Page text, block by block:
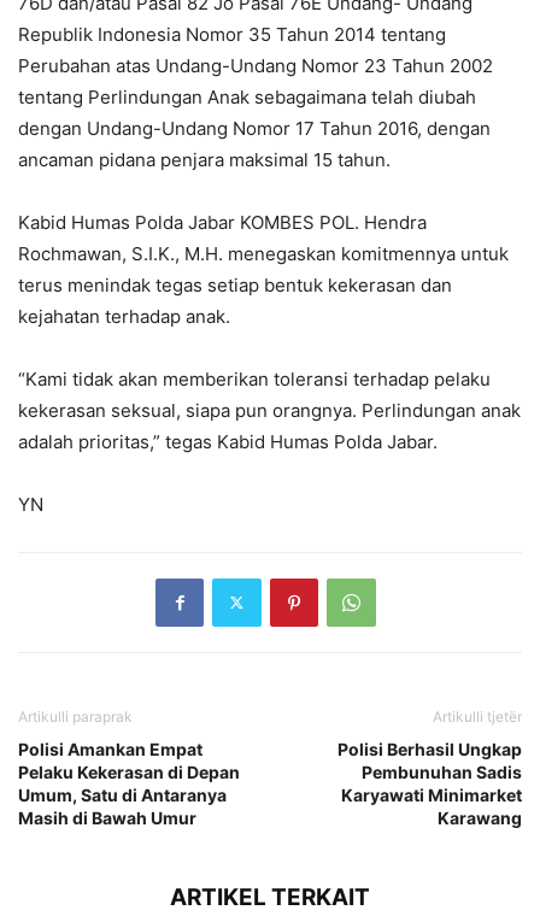
Republik Indonesia Nomor 35 Tahun 2014 tentang
Perubahan atas Undang-Undang Nomor 23 Tahun 2002
tentang Perlindungan Anak sebagaimana telah diubah
dengan Undang-Undang Nomor 17 Tahun 2016, dengan
ancaman pidana penjara maksimal 15 tahun.
Kabid Humas Polda Jabar KOMBES POL. Hendra
Rochmawan, S.I.K., M.H. menegaskan komitmennya untuk
terus menindak tegas setiap bentuk kekerasan dan
kejahatan terhadap anak.
“Kami tidak akan memberikan toleransi terhadap pelaku
kekerasan seksual, siapa pun orangnya. Perlindungan anak
adalah prioritas,” tegas Kabid Humas Polda Jabar.
YN
Artikulli paraprak
Polisi Amankan Empat
Pelaku Kekerasan di Depan
Umum, Satu di Antaranya
Masih di Bawah Umur
Artikulli tjetër
Polisi Berhasil Ungkap
Pembunuhan Sadis
Karyawati Minimarket
Karawang
ARTIKEL TERKAIT